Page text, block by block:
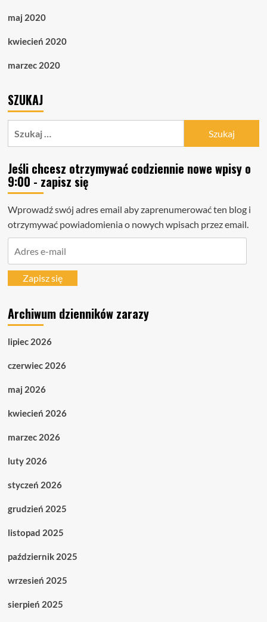
maj 2020
kwiecień 2020
marzec 2020
SZUKAJ
Jeśli chcesz otrzymywać codziennie nowe wpisy o
9:00 - zapisz się
Wprowadź swój adres email aby zaprenumerować ten blog i
otrzymywać powiadomienia o nowych wpisach przez email.
mailZapisz się
Archiwum dzienników zarazy
lipiec 2026
czerwiec 2026
maj 2026
kwiecień 2026
marzec 2026
luty 2026
styczeń 2026
grudzień 2025
listopad 2025
październik 2025
wrzesień 2025
sierpień 2025